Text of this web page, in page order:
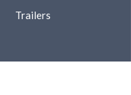
Trailers